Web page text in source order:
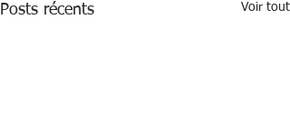
Posts récents Voir tout